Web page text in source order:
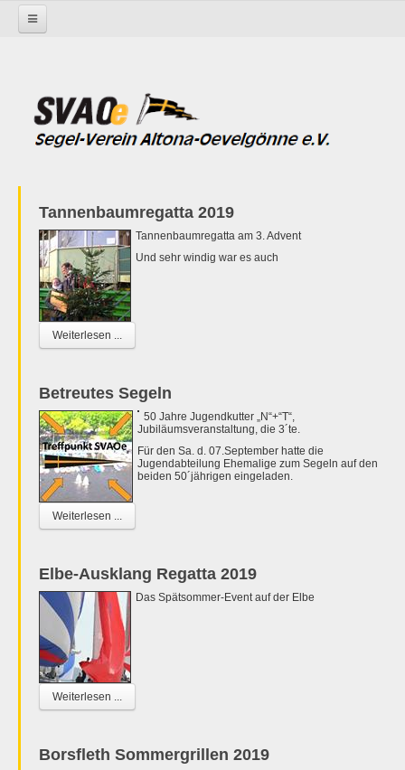
Tannenbaumregatta 2019
Tannenbaumregatta am 3. Advent
Und sehr windig war es auch
Weiterlesen ...
Betreutes Segeln
50 Jahre Jugendkutter „N“+“T“,
Jubiläumsveranstaltung, die 3´te.
Für den Sa. d. 07.September hatte die
Jugendabteilung Ehemalige zum Segeln auf den
beiden 50´jährigen eingeladen.
Weiterlesen ...
Elbe-Ausklang Regatta 2019
Das Spätsommer-Event auf der Elbe
Weiterlesen ...
Borsfleth Sommergrillen 2019